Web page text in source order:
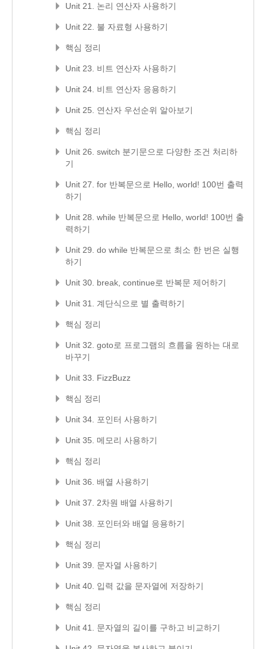
Unit 21. 논리 연산자 사용하기
Unit 22. 불 자료형 사용하기
핵심 정리
Unit 23. 비트 연산자 사용하기
Unit 24. 비트 연산자 응용하기
Unit 25. 연산자 우선순위 알아보기
핵심 정리
Unit 26. switch 분기문으로 다양한 조건 처리하
기
Unit 27. for 반복문으로 Hello, world! 100번 출력
하기
Unit 28. while 반복문으로 Hello, world! 100번 출
력하기
Unit 29. do while 반복문으로 최소 한 번은 실행
하기
Unit 30. break, continue로 반복문 제어하기
Unit 31. 계단식으로 별 출력하기
핵심 정리
Unit 32. goto로 프로그램의 흐름을 원하는 대로
바꾸기
Unit 33. FizzBuzz
핵심 정리
Unit 34. 포인터 사용하기
Unit 35. 메모리 사용하기
핵심 정리
Unit 36. 배열 사용하기
Unit 37. 2차원 배열 사용하기
Unit 38. 포인터와 배열 응용하기
핵심 정리
Unit 39. 문자열 사용하기
Unit 40. 입력 값을 문자열에 저장하기
핵심 정리
Unit 41. 문자열의 길이를 구하고 비교하기